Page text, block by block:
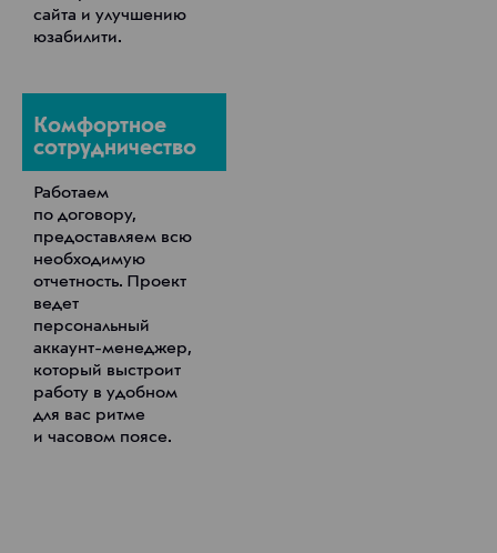
сайта и улучшению
юзабилити.
Комфортное
сотрудничество
Работаем
по договору,
предоставляем всю
необходимую
отчетность. Проект
ведет
персональный
аккаунт-менеджер,
который выстроит
работу в удобном
для вас ритме
и часовом поясе.